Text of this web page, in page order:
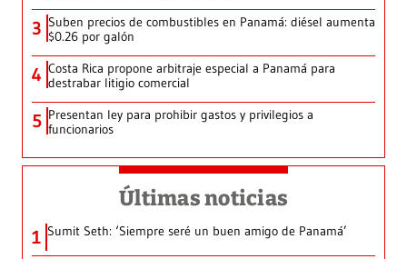
3 Suben precios de combustibles en Panamá: diésel aumenta
$0.26 por galón
4 Costa Rica propone arbitraje especial a Panamá para
destrabar litigio comercial
5 Presentan ley para prohibir gastos y privilegios a
funcionarios
Últimas noticias
1 Sumit Seth: ‘Siempre seré un buen amigo de Panamá’